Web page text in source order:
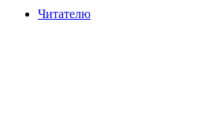
Читателю